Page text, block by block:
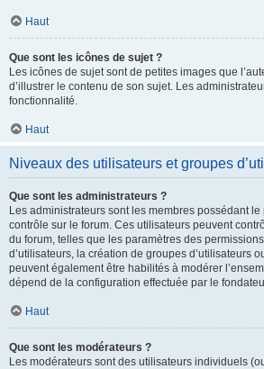
Haut
Que sont les icônes de sujet ?
Les icônes de sujet sont de petites images que
d’illustrer le contenu de son sujet. Les
fonctionnalité.
Haut
Niveaux des utilisateurs et groupes
Que sont les administrateurs ?
Les administrateurs sont les membres possédant
contrôle sur le forum. Ces utilisateurs peuvent
du forum, telles que les paramètres des
d’utilisateurs, la création de groupes d’utilisateurs
peuvent également être habilités à modérer
dépend de la configuration effectuée par le
Haut
Que sont les modérateurs ?
Les modérateurs sont des utilisateurs individuels